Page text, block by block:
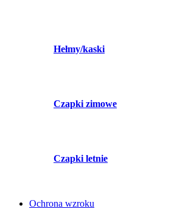
Hełmy/kaski
Czapki zimowe
Czapki letnie
Ochrona wzroku